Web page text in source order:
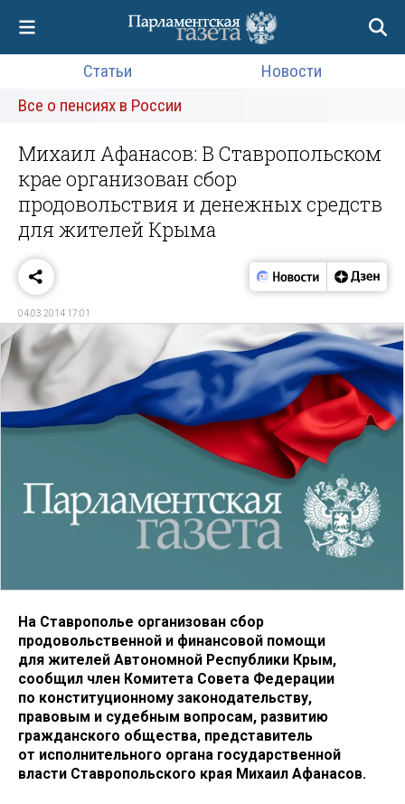
Статьи
Новости
Все о пенсиях в России
Михаил Афанасов: В Ставропольском
крае организован сбор
продовольствия и денежных средств
для жителей Крыма
04.03.2014 17:01
На Ставрополье организован сбор
продовольственной и финансовой помощи
для жителей Автономной Республики Крым,
сообщил член Комитета Совета Федерации
по конституционному законодательству,
правовым и судебным вопросам, развитию
гражданского общества, представитель
от исполнительного органа государственной
власти Ставропольского края Михаил Афанасов.